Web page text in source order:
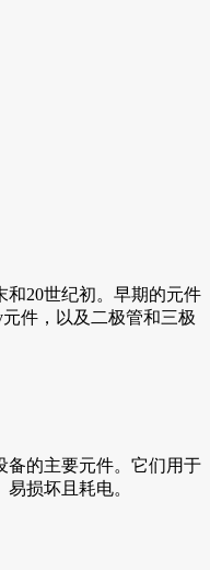
和20世纪初。早期的元件
件，以及二极管和三极
备的主要元件。它们用于
损坏且耗电。